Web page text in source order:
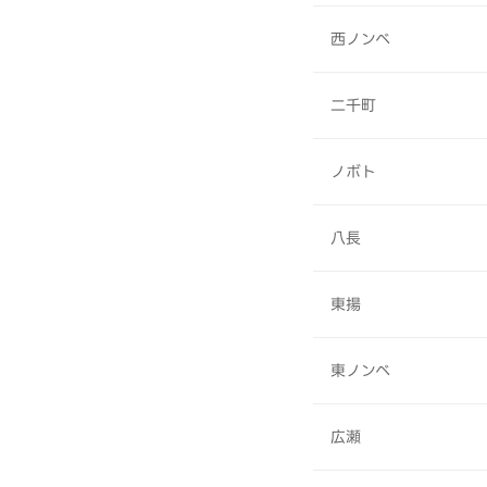
西ノンベ
二千町
ノボト
八長
東揚
東ノンベ
広瀬